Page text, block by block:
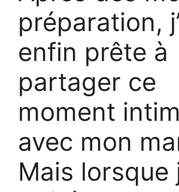
préparation,
enfin prête à
partager ce
moment
avec mon
Mais lorsque